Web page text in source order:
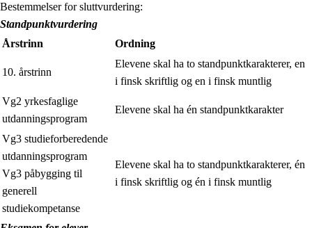
Bestemmelser for sluttvurdering:
Standpunktvurdering
Årstrinn
Ordning
10. årstrinn
Elevene skal ha to standpunktkarakterer, en
i finsk skriftlig og en i finsk muntlig
Vg2 yrkesfaglige
utdanningsprogram
Elevene skal ha én standpunktkarakter
Vg3 studieforberedende
utdanningsprogram
Vg3 påbygging til
generell
studiekompetanse
Elevene skal ha to standpunktkarakterer, én
i finsk skriftlig og én i finsk muntlig